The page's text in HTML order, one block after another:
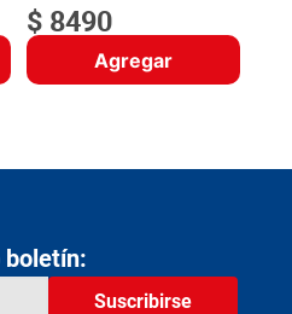
$ 8490
Agregar
boletín:
Suscribirse